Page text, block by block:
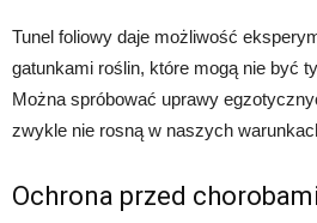
Tunel foliowy daje możliwość
gatunkami roślin, które mogą nie być
Można spróbować uprawy
zwykle nie rosną w naszych
Ochrona przed chorobami